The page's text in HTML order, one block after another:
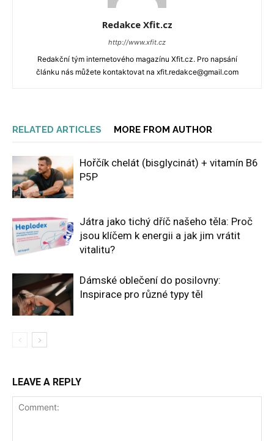
Redakce Xfit.cz
http://www.xfit.cz
Redakční tým internetového magazínu Xfit.cz. Pro napsání
článku nás můžete kontaktovat na xfit.redakce@gmail.com
RELATED ARTICLES MORE FROM AUTHOR
Hořčík chelát (bisglycinát) + vitamín B6
P5P
Játra jako tichý dříč našeho těla: Proč
jsou klíčem k energii a jak jim vrátit
vitalitu?
Dámské oblečení do posilovny:
Inspirace pro různé typy těl
LEAVE A REPLY